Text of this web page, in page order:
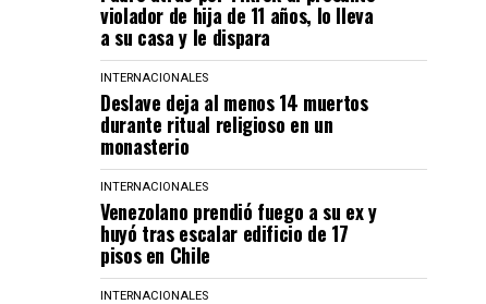
violador de hija de 11 años, lo lleva
a su casa y le dispara
INTERNACIONALES
Deslave deja al menos 14 muertos
durante ritual religioso en un
monasterio
INTERNACIONALES
Venezolano prendió fuego a su ex y
huyó tras escalar edificio de 17
pisos en Chile
INTERNACIONALES